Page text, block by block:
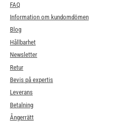
FAQ
Information om kundomdömen
Blog
Hållbarhet
Newsletter
Retur
Bevis på expertis
Leverans
Betalning
Ångerrätt